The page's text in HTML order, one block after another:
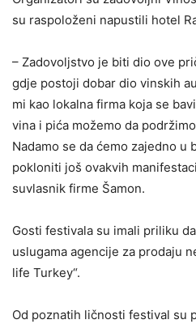
su raspoloženi napustili hotel
– Zadovoljstvo je biti dio ove
gdje postoji dobar dio vinskih
mi kao lokalna firma koja se
vina i pića možemo da
Nadamo se da ćemo zajedno
pokloniti još ovakvih
suvlasnik firme Šamon.
Gosti festivala su imali priliku
uslugama agencije za prodaju
life Turkey“.
Od poznatih ličnosti festival su